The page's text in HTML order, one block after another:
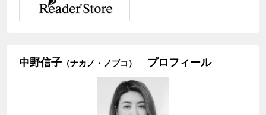
中野信子 （ナカノ・ノブコ） プロフィール